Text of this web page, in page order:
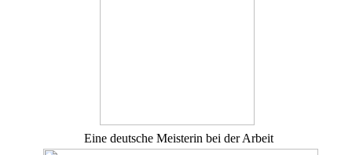
Eine deutsche Meisterin bei der Arbeit